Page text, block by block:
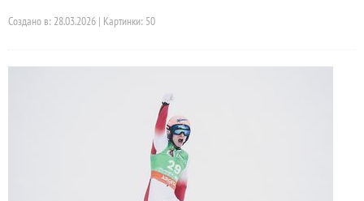
Создано в: 28.03.2026 | Картинки: 50